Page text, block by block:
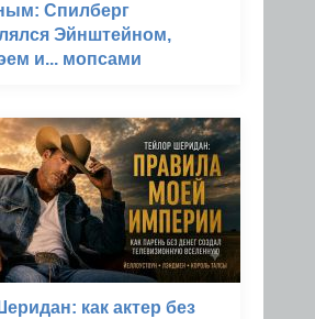
Спилберг
Эйнштейном,
и... мопсами
как актер без